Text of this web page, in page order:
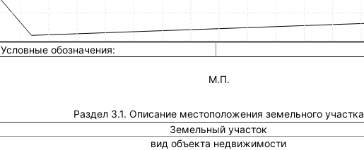
Условные обозначения:
М.П.
Раздел 3.1. Описание местоположения земельного участка
Земельный участок
вид объекта недвижимости